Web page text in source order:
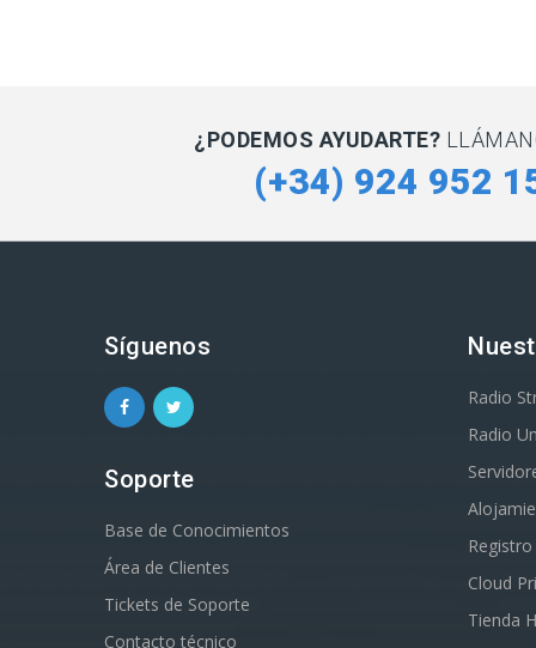
¿PODEMOS AYUDARTE?
(+34) 924 952
Síguenos
Soporte
Base de Conocimientos
Área de Clientes
Tickets de Soporte
Contacto técnico
Radio
Radio
Cloud
Tienda